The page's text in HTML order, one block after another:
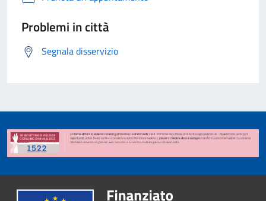
Problemi in città
Segnala disservizio